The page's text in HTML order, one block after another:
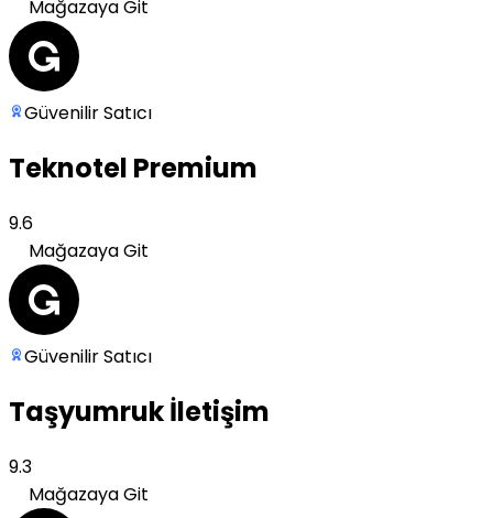
Mağazaya Git
Güvenilir Satıcı
Teknotel Premium
9.6
Mağazaya Git
Güvenilir Satıcı
Taşyumruk İletişim
9.3
Mağazaya Git